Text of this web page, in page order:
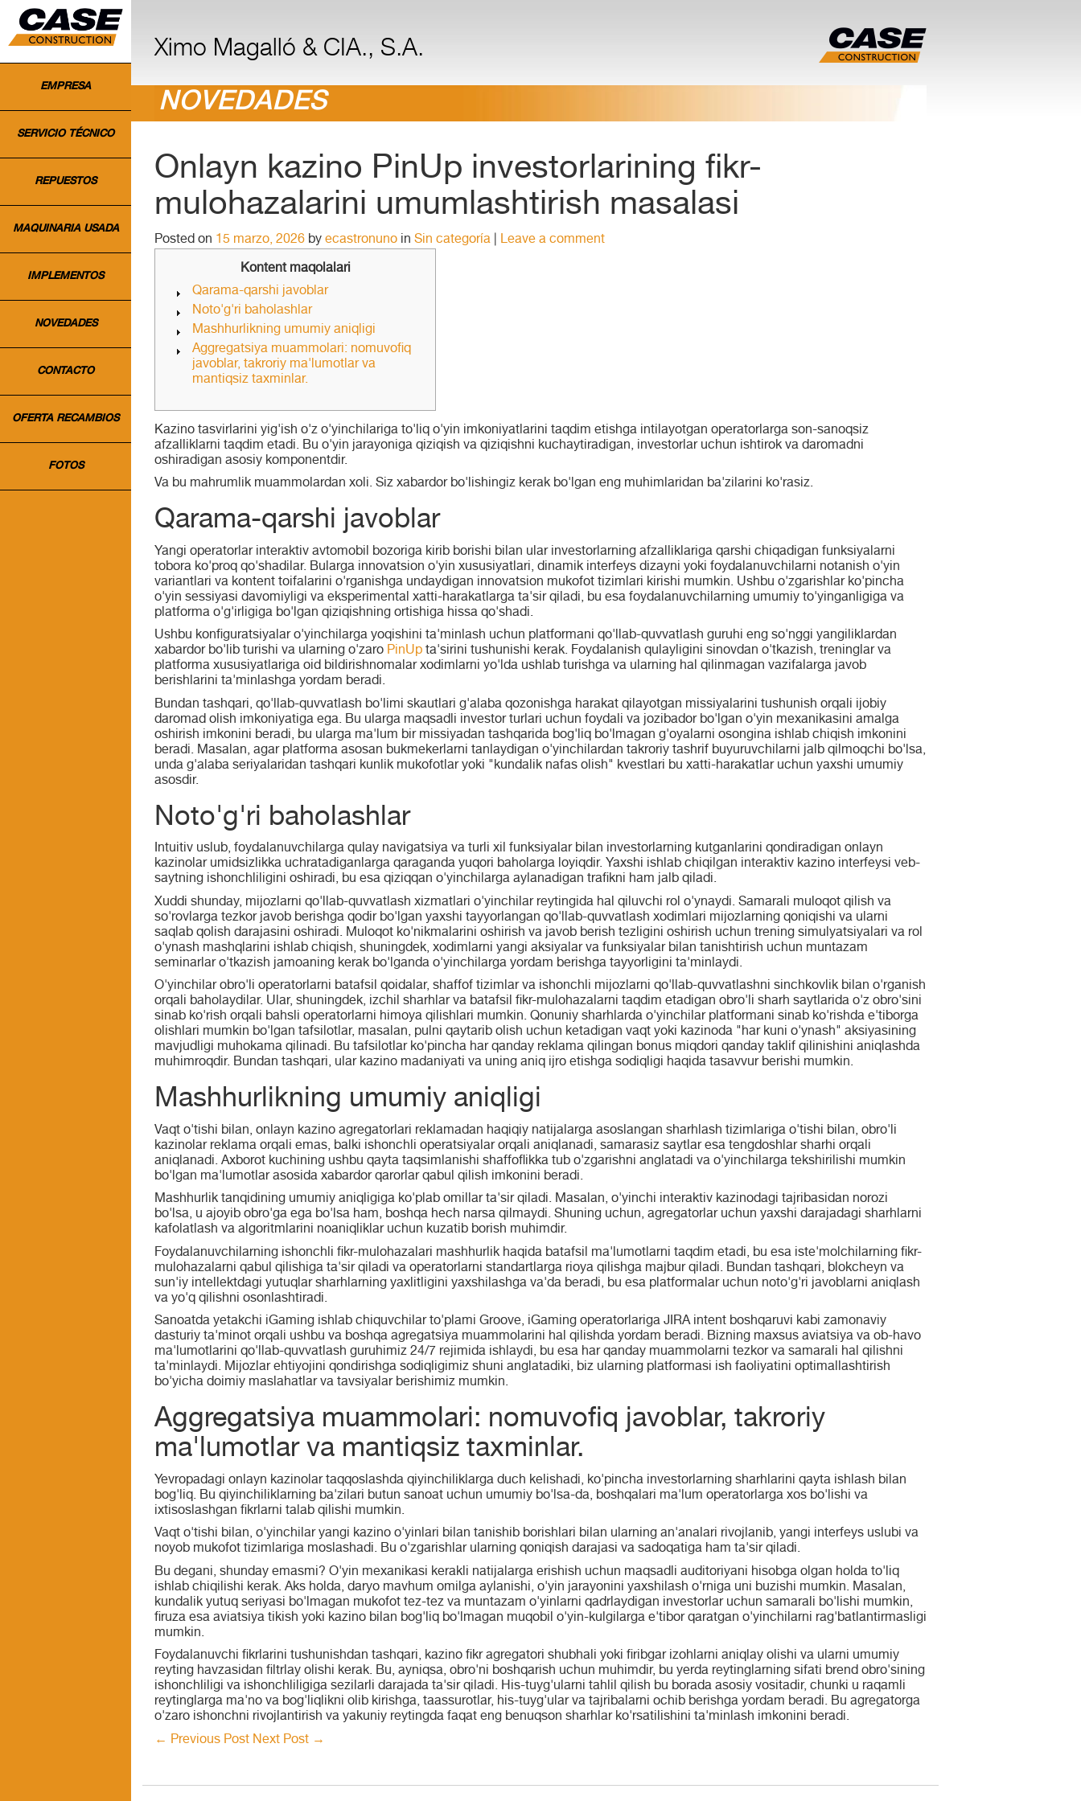
Ximo Magalló & CIA., S.A.
EMPRESA
SERVICIO TÉCNICO
REPUESTOS
MAQUINARIA USADA
IMPLEMENTOS
NOVEDADES
CONTACTO
OFERTA RECAMBIOS
FOTOS
NOVEDADES
Onlayn kazino PinUp investorlarining fikr-
mulohazalarini umumlashtirish masalasi
Posted on 15 marzo, 2026 by ecastronuno in Sin categoría Leave a comment
Kontent maqolalari
Qarama-qarshi javoblar
Noto'g'ri baholashlar
Mashhurlikning umumiy aniqligi
Aggregatsiya muammolari: nomuvofiq
javoblar, takroriy ma'lumotlar va
mantiqsiz taxminlar.
Kazino tasvirlarini yig'ish o'z o'yinchilariga to'liq o'yin imkoniyatlarini taqdim etishga intilayotgan operatorlarga son-sanoqsiz
afzalliklarni taqdim etadi. Bu o'yin jarayoniga qiziqish va qiziqishni kuchaytiradigan, investorlar uchun ishtirok va daromadni
oshiradigan asosiy komponentdir.
Va bu mahrumlik muammolardan xoli. Siz xabardor bo'lishingiz kerak bo'lgan eng muhimlaridan ba'zilarini ko'rasiz.
Qarama-qarshi javoblar
Yangi operatorlar interaktiv avtomobil bozoriga kirib borishi bilan ular investorlarning afzalliklariga qarshi chiqadigan funksiyalarni
tobora ko'proq qo'shadilar. Bularga innovatsion o'yin xususiyatlari, dinamik interfeys dizayni yoki foydalanuvchilarni notanish o'yin
variantlari va kontent toifalarini o'rganishga undaydigan innovatsion mukofot tizimlari kirishi mumkin. Ushbu o'zgarishlar ko'pincha
o'yin sessiyasi davomiyligi va eksperimental xatti-harakatlarga ta'sir qiladi, bu esa foydalanuvchilarning umumiy to'yinganligiga va
platforma o'g'irligiga bo'lgan qiziqishning ortishiga hissa qo'shadi.
Ushbu konfiguratsiyalar o'yinchilarga yoqishini ta'minlash uchun platformani qo'llab-quvvatlash guruhi eng so'nggi yangiliklardan
xabardor bo'lib turishi va ularning o'zaro PinUp ta'sirini tushunishi kerak. Foydalanish qulayligini sinovdan o'tkazish, treninglar va
platforma xususiyatlariga oid bildirishnomalar xodimlarni yo'lda ushlab turishga va ularning hal qilinmagan vazifalarga javob
berishlarini ta'minlashga yordam beradi.
Bundan tashqari, qo'llab-quvvatlash bo'limi skautlari g'alaba qozonishga harakat qilayotgan missiyalarini tushunish orqali ijobiy
daromad olish imkoniyatiga ega. Bu ularga maqsadli investor turlari uchun foydali va jozibador bo'lgan o'yin mexanikasini amalga
oshirish imkonini beradi, bu ularga ma'lum bir missiyadan tashqarida bog'liq bo'lmagan g'oyalarni osongina ishlab chiqish imkonini
beradi. Masalan, agar platforma asosan bukmekerlarni tanlaydigan o'yinchilardan takroriy tashrif buyuruvchilarni jalb qilmoqchi bo'lsa,
unda g'alaba seriyalaridan tashqari kunlik mukofotlar yoki "kundalik nafas olish" kvestlari bu xatti-harakatlar uchun yaxshi umumiy
asosdir.
Noto'g'ri baholashlar
Intuitiv uslub, foydalanuvchilarga qulay navigatsiya va turli xil funksiyalar bilan investorlarning kutganlarini qondiradigan onlayn
kazinolar umidsizlikka uchratadiganlarga qaraganda yuqori baholarga loyiqdir. Yaxshi ishlab chiqilgan interaktiv kazino interfeysi veb-
saytning ishonchliligini oshiradi, bu esa qiziqqan o'yinchilarga aylanadigan trafikni ham jalb qiladi.
Xuddi shunday, mijozlarni qo'llab-quvvatlash xizmatlari o'yinchilar reytingida hal qiluvchi rol o'ynaydi. Samarali muloqot qilish va
so'rovlarga tezkor javob berishga qodir bo'lgan yaxshi tayyorlangan qo'llab-quvvatlash xodimlari mijozlarning qoniqishi va ularni
saqlab qolish darajasini oshiradi. Muloqot ko'nikmalarini oshirish va javob berish tezligini oshirish uchun trening simulyatsiyalari va rol
o'ynash mashqlarini ishlab chiqish, shuningdek, xodimlarni yangi aksiyalar va funksiyalar bilan tanishtirish uchun muntazam
seminarlar o'tkazish jamoaning kerak bo'lganda o'yinchilarga yordam berishga tayyorligini ta'minlaydi.
O'yinchilar obro'li operatorlarni batafsil qoidalar, shaffof tizimlar va ishonchli mijozlarni qo'llab-quvvatlashni sinchkovlik bilan o'rganish
orqali baholaydilar. Ular, shuningdek, izchil sharhlar va batafsil fikr-mulohazalarni taqdim etadigan obro'li sharh saytlarida o'z obro'sini
sinab ko'rish orqali bahsli operatorlarni himoya qilishlari mumkin. Qonuniy sharhlarda o'yinchilar platformani sinab ko'rishda e'tiborga
olishlari mumkin bo'lgan tafsilotlar, masalan, pulni qaytarib olish uchun ketadigan vaqt yoki kazinoda "har kuni o'ynash" aksiyasining
mavjudligi muhokama qilinadi. Bu tafsilotlar ko'pincha har qanday reklama qilingan bonus miqdori qanday taklif qilinishini aniqlashda
muhimroqdir. Bundan tashqari, ular kazino madaniyati va uning aniq ijro etishga sodiqligi haqida tasavvur berishi mumkin.
Mashhurlikning umumiy aniqligi
Vaqt o'tishi bilan, onlayn kazino agregatorlari reklamadan haqiqiy natijalarga asoslangan sharhlash tizimlariga o'tishi bilan, obro'li
kazinolar reklama orqali emas, balki ishonchli operatsiyalar orqali aniqlanadi, samarasiz saytlar esa tengdoshlar sharhi orqali
aniqlanadi. Axborot kuchining ushbu qayta taqsimlanishi shaffoflikka tub o'zgarishni anglatadi va o'yinchilarga tekshirilishi mumkin
bo'lgan ma'lumotlar asosida xabardor qarorlar qabul qilish imkonini beradi.
Mashhurlik tanqidining umumiy aniqligiga ko'plab omillar ta'sir qiladi. Masalan, o'yinchi interaktiv kazinodagi tajribasidan norozi
bo'lsa, u ajoyib obro'ga ega bo'lsa ham, boshqa hech narsa qilmaydi. Shuning uchun, agregatorlar uchun yaxshi darajadagi sharhlarni
kafolatlash va algoritmlarini noaniqliklar uchun kuzatib borish muhimdir.
Foydalanuvchilarning ishonchli fikr-mulohazalari mashhurlik haqida batafsil ma'lumotlarni taqdim etadi, bu esa iste'molchilarning fikr-
mulohazalarni qabul qilishiga ta'sir qiladi va operatorlarni standartlarga rioya qilishga majbur qiladi. Bundan tashqari, blokcheyn va
sun'iy intellektdagi yutuqlar sharhlarning yaxlitligini yaxshilashga va'da beradi, bu esa platformalar uchun noto'g'ri javoblarni aniqlash
va yo'q qilishni osonlashtiradi.
Sanoatda yetakchi iGaming ishlab chiquvchilar to'plami Groove, iGaming operatorlariga JIRA intent boshqaruvi kabi zamonaviy
dasturiy ta'minot orqali ushbu va boshqa agregatsiya muammolarini hal qilishda yordam beradi. Bizning maxsus aviatsiya va ob-havo
ma'lumotlarini qo'llab-quvvatlash guruhimiz 24/7 rejimida ishlaydi, bu esa har qanday muammolarni tezkor va samarali hal qilishni
ta'minlaydi. Mijozlar ehtiyojini qondirishga sodiqligimiz shuni anglatadiki, biz ularning platformasi ish faoliyatini optimallashtirish
bo'yicha doimiy maslahatlar va tavsiyalar berishimiz mumkin.
Aggregatsiya muammolari: nomuvofiq javoblar, takroriy
ma'lumotlar va mantiqsiz taxminlar.
Yevropadagi onlayn kazinolar taqqoslashda qiyinchiliklarga duch kelishadi, ko'pincha investorlarning sharhlarini qayta ishlash bilan
bog'liq. Bu qiyinchiliklarning ba'zilari butun sanoat uchun umumiy bo'lsa-da, boshqalari ma'lum operatorlarga xos bo'lishi va
ixtisoslashgan fikrlarni talab qilishi mumkin.
Vaqt o'tishi bilan, o'yinchilar yangi kazino o'yinlari bilan tanishib borishlari bilan ularning an'analari rivojlanib, yangi interfeys uslubi va
noyob mukofot tizimlariga moslashadi. Bu o'zgarishlar ularning qoniqish darajasi va sadoqatiga ham ta'sir qiladi.
Bu degani, shunday emasmi? O'yin mexanikasi kerakli natijalarga erishish uchun maqsadli auditoriyani hisobga olgan holda to'liq
ishlab chiqilishi kerak. Aks holda, daryo mavhum omilga aylanishi, o'yin jarayonini yaxshilash o'rniga uni buzishi mumkin. Masalan,
kundalik yutuq seriyasi bo'lmagan mukofot tez-tez va muntazam o'yinlarni qadrlaydigan investorlar uchun samarali bo'lishi mumkin,
firuza esa aviatsiya tikish yoki kazino bilan bog'liq bo'lmagan muqobil o'yin-kulgilarga e'tibor qaratgan o'yinchilarni rag'batlantirmasligi
mumkin.
Foydalanuvchi fikrlarini tushunishdan tashqari, kazino fikr agregatori shubhali yoki firibgar izohlarni aniqlay olishi va ularni umumiy
reyting havzasidan filtrlay olishi kerak. Bu, ayniqsa, obro'ni boshqarish uchun muhimdir, bu yerda reytinglarning sifati brend obro'sining
ishonchliligi va ishonchliligiga sezilarli darajada ta'sir qiladi. His-tuyg'ularni tahlil qilish bu borada asosiy vositadir, chunki u raqamli
reytinglarga ma'no va bog'liqlikni olib kirishga, taassurotlar, his-tuyg'ular va tajribalarni ochib berishga yordam beradi. Bu agregatorga
o'zaro ishonchni rivojlantirish va yakuniy reytingda faqat eng benuqson sharhlar ko'rsatilishini ta'minlash imkonini beradi.
← Previous Post Next Post →